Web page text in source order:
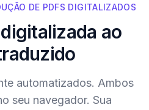
DE PDFS DIGITALIZADOS
ao
automatizados. Ambos
seu navegador. Sua